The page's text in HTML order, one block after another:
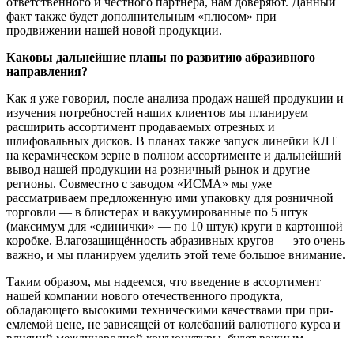
факт также будет дополнительным «плюсом» при
продвижении нашей новой продукции.
Каковы дальнейшие планы по развитию абразивного
направления?
Как я уже говорил, после анализа продаж нашей продукции и
изучения потребностей наших клиентов мы планируем
расширить ассортимент продаваемых отрезных и
шлифовальных дисков. В планах также запуск линейки КЛТ
на керамическом зерне в полном ассортименте и дальнейший
вывод нашей продукции на розничный рынок и другие
регионы. Совместно с заводом «ИСМА» мы уже
рассматриваем предложенную ими упаковку для розничной
торговли — в блистерах и вакуумированные по 5 штук
(максимум для «единички» — по 10 штук) круги в картонной
коробке. Влагозащищённость абразивных кругов — это очень
важно, и мы планируем уделить этой теме большое внимание.
Таким образом, мы надеемся, что введение в ассортимент
нашей компании нового отечественного продукта,
обладающего высокими техническими качествами при при­
емлемой цене, не зависящей от колебаний валютного курса и